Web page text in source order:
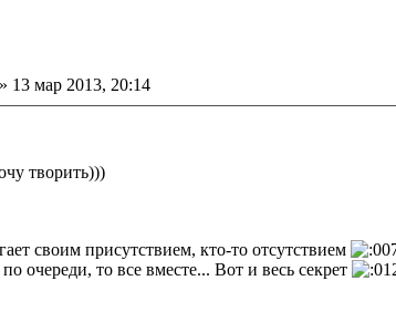
» 13 мар 2013, 20:14
творить)))
своим присутствием, кто-то отсутствием
очереди, то все вместе... Вот и весь секрет